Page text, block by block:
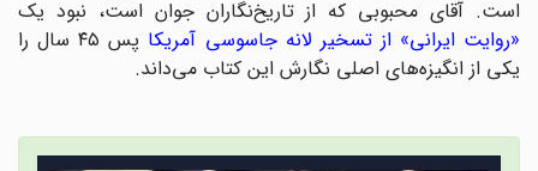
است. آقای محبوبی که از تاریخ‌نگاران جوان است، نبود یک
«روایت ایرانی» از تسخیر لانه جاسوسی آمریکا
پس ۴۵ سال را
یکی از انگیزه‌های اصلی نگارش این کتاب می‌داند.